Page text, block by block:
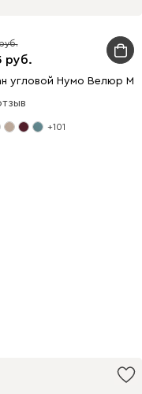
угловой Нумо Велюр
+101